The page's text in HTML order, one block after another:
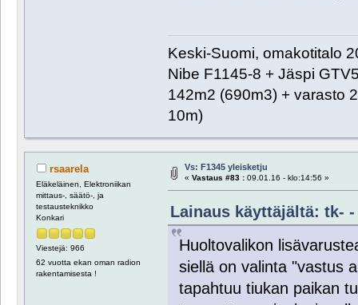
Keski-Suomi, omakotitalo
Nibe F1145-8 + Jäspi
142m2 (690m3) + varasto
10m)
rsaarela
Eläkeläinen, Elektroniikan
mittaus-, säätö-, ja
testausteknikko
Konkari
Viestejä: 966
62 vuotta ekan oman radion
rakentamisesta !
Vs: F1345 yleisketju
« Vastaus #83 :09.01.16 - klo:14:56 »
Lainaus käyttäjältä: tk- -
Huoltovalikon
siellä on valinta "vastus
tapahtuu tiukan paikan